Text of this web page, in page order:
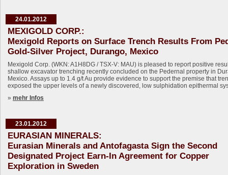
24.01.2012
MEXIGOLD CORP.:
Mexigold Reports on Surface Trench Results From
Gold-Silver Project, Durango, Mexico
Mexigold Corp. (WKN: A1H8DG / TSX-V: MAU) is pleased to report positive
shallow excavator trenching recently concluded on the Pedernal property in
Mexico. Assays up to 1.4 g/t Au provide evidence to support the premise that
exposed the upper levels of a newly discovered, low sulphidation epithermal
» mehr Infos
23.01.2012
EURASIAN MINERALS:
Eurasian Minerals and Antofagasta Sign the Second
Designated Project Earn-In Agreement for Copper
Exploration in Sweden